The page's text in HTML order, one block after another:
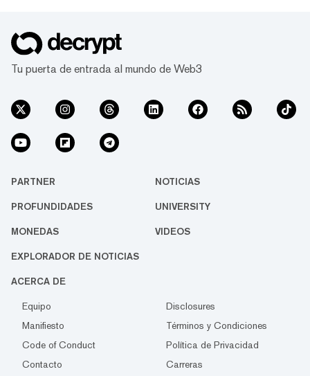
Tu puerta de entrada al mundo de Web3
PARTNER NOTICIAS
PROFUNDIDADES UNIVERSITY
MONEDAS VIDEOS
EXPLORADOR DE NOTICIAS
ACERCA DE
Equipo
Disclosures
Manifiesto
Términos y Condiciones
Code of Conduct
Política de Privacidad
Contacto
Carreras